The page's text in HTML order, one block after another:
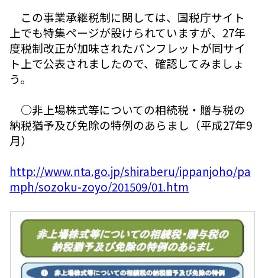
この事業承継税制に関しては、国税庁サイト
上でも特集ページが設けられていますが、27年
度税制改正が加味されたパンフレットが同サイ
ト上で公表されましたので、確認してみましょ
う。
○非上場株式等についての相続税・贈与税の
納税猶予及び免除の特例のあらまし（平成27年9
月）
http://www.nta.go.jp/shiraberu/ippanjoho/pa
mph/sozoku-zoyo/201509/01.htm